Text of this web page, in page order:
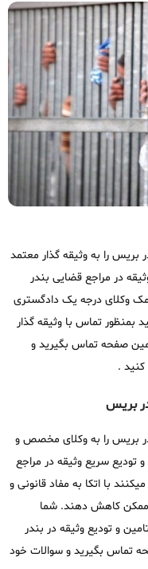
بریس را به وثیقه گذار معتمد
در مراجع قضایی بندر
وکلای درجه یک دادگستری
بمنظور تماس با وثیقه گذار
صفحه تماس بگیرید و
کنید .
بریس
بریس را به وکلای مخصص و
تودیع سریع وثیقه در مراجع
با اتکا به مفاد قانونی و
ممکن کاهش دهند. شما
و تودیع وثیقه در بندر
تماس بگیرید و سوالات خود